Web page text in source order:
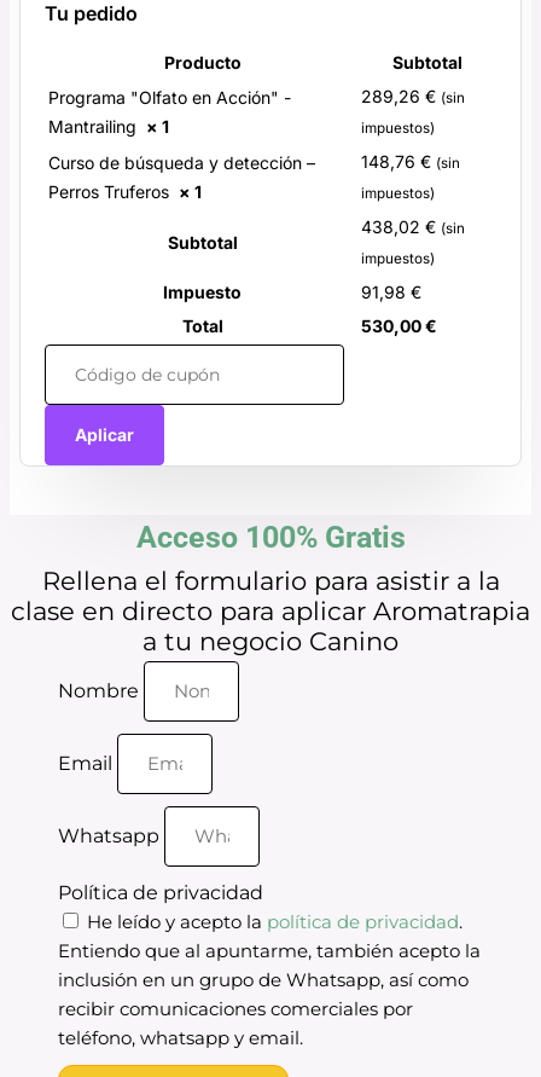
Tu pedido
Producto
Subtotal
Programa "Olfato en Acción" -
Mantrailing × 1
289,26 € (sin
impuestos)
Curso de búsqueda y detección –
Perros Truferos × 1
148,76 € (sin
impuestos)
Subtotal
438,02 € (sin
impuestos)
Impuesto 91,98 €
Total
530,00€
Aplicar
Acceso 100% Gratis
Rellena el formulario para asistir a la
clase en directo para aplicar Aromatrapia
a tu negocio Canino
Nombre
Email
Whatsapp
Política de privacidad
He leído y acepto la política de privacidad.
Entiendo que al apuntarme, también acepto la
inclusión en un grupo de Whatsapp, así como
recibir comunicaciones comerciales por
teléfono, whatsapp y email.